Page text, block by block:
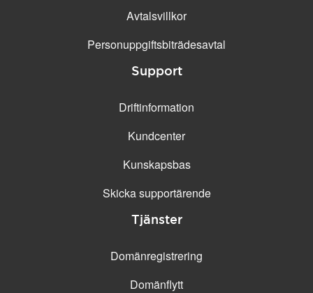
Avtalsvillkor
Personuppgifts­biträdesavtal
Support
Driftinformation
Kundcenter
Kunskapsbas
Skicka supportärende
Tjänster
Domänregistrering
Domänflytt